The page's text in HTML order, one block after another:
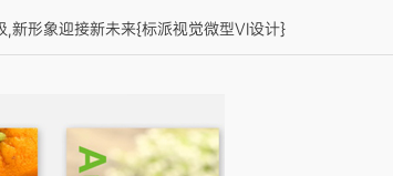
形象迎接新未来{标派视觉微型VI设计}